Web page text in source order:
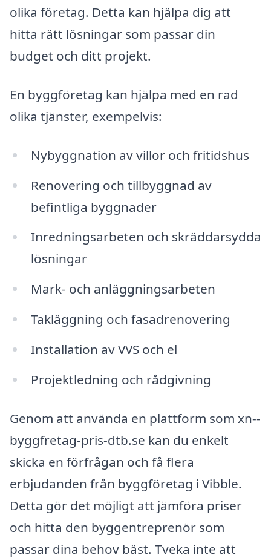
olika företag. Detta kan hjälpa dig att
hitta rätt lösningar som passar din
budget och ditt projekt.
En byggföretag kan hjälpa med en rad
olika tjänster, exempelvis:
Nybyggnation av villor och fritidshus
Renovering och tillbyggnad av
befintliga byggnader
Inredningsarbeten och skräddarsydda
lösningar
Mark- och anläggningsarbeten
Takläggning och fasadrenovering
Installation av VVS och el
Projektledning och rådgivning
Genom att använda en plattform som xn--
byggfretag-pris-dtb.se kan du enkelt
skicka en förfrågan och få flera
erbjudanden från byggföretag i Vibble.
Detta gör det möjligt att jämföra priser
och hitta den byggentreprenör som
passar dina behov bäst. Tveka inte att